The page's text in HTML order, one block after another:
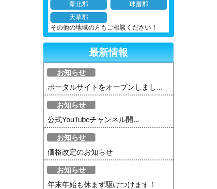
葦北郡
球磨郡
天草郡
その他の地域の方もご相談ください！
最新情報
お知らせ
ポータルサイトをオープンしまし...
お知らせ
公式YouTubeチャンネル開...
お知らせ
価格改定のお知らせ
お知らせ
年末年始も休まず駆けつけます！